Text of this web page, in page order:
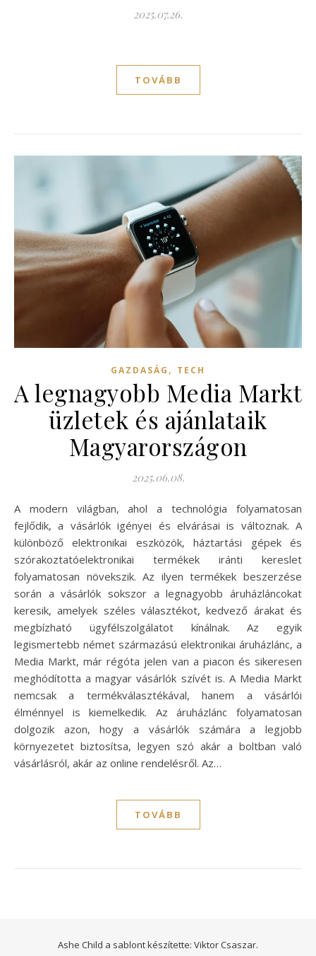
2025.07.26.
TOVÁBB
GAZDASÁG , TECH
A legnagyobb Media Markt
üzletek és ajánlataik
Magyarországon
2025.06.08.
A modern világban, ahol a technológia folyamatosan
fejlődik, a vásárlók igényei és elvárásai is változnak. A
különböző elektronikai eszközök, háztartási gépek és
szórakoztatóelektronikai termékek iránti kereslet
folyamatosan növekszik. Az ilyen termékek beszerzése
során a vásárlók sokszor a legnagyobb áruházláncokat
keresik, amelyek széles választékot, kedvező árakat és
megbízható ügyfélszolgálatot kínálnak. Az egyik
legismertebb német származású elektronikai áruházlánc, a
Media Markt, már régóta jelen van a piacon és sikeresen
meghódította a magyar vásárlók szívét is. A Media Markt
nemcsak a termékválasztékával, hanem a vásárlói
élménnyel is kiemelkedik. Az áruházlánc folyamatosan
dolgozik azon, hogy a vásárlók számára a legjobb
környezetet biztosítsa, legyen szó akár a boltban való
vásárlásról, akár az online rendelésről. Az…
TOVÁBB
Ashe Child a sablont készítette: Viktor Csaszar.